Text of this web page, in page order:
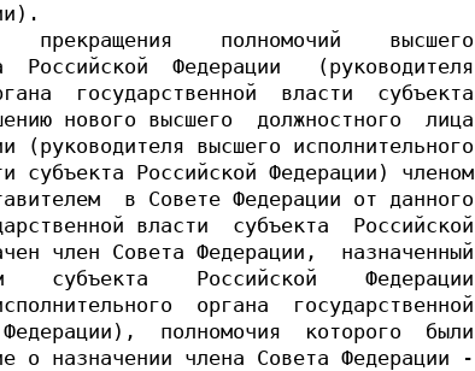
прекращения    полномочий    высшего
Российской  Федерации   (руководителя
государственной  власти  субъекта
нового высшего  должностного  лица
(руководителя высшего исполнительного
субъекта Российской Федерации) членом
в Совете Федерации от данного
власти  субъекта  Российской
член Совета Федерации,  назначенный
субъекта    Российской    Федерации
органа  государственной
полномочия  которого  были
о назначении члена Совета Федерации -